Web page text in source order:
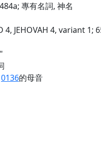
專有名詞, 神名
4, JEHOVAH 4, variant 1;
0136的母音